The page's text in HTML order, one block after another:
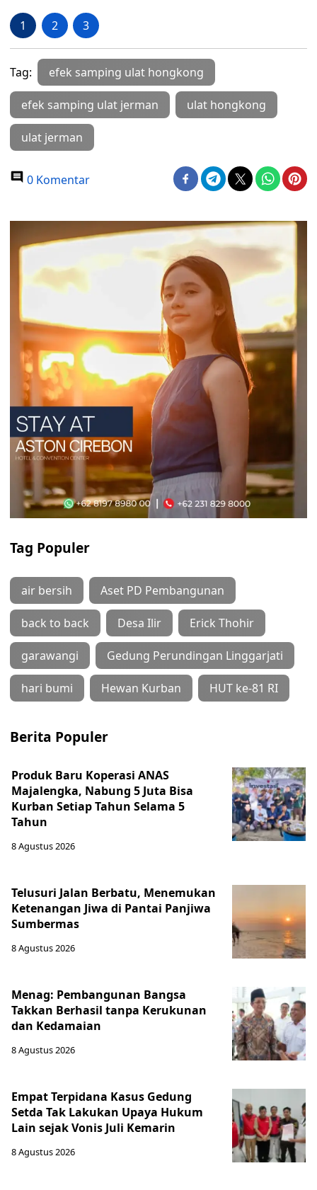
1 2 3
Tag: efek samping ulat hongkong
efek samping ulat jerman ulat hongkong
ulat jerman
0 Komentar
Tag Populer
air bersih Aset PD Pembangunan
back to back Desa Ilir Erick Thohir
garawangi Gedung Perundingan Linggarjati
hari bumi Hewan Kurban HUT ke-81 RI
Berita Populer
Produk Baru Koperasi ANAS
Majalengka, Nabung 5 Juta Bisa
Kurban Setiap Tahun Selama 5
Tahun
8 Agustus 2026
Telusuri Jalan Berbatu, Menemukan
Ketenangan Jiwa di Pantai Panjiwa
Sumbermas
8 Agustus 2026
Menag: Pembangunan Bangsa
Takkan Berhasil tanpa Kerukunan
dan Kedamaian
8 Agustus 2026
Empat Terpidana Kasus Gedung
Setda Tak Lakukan Upaya Hukum
Lain sejak Vonis Juli Kemarin
8 Agustus 2026